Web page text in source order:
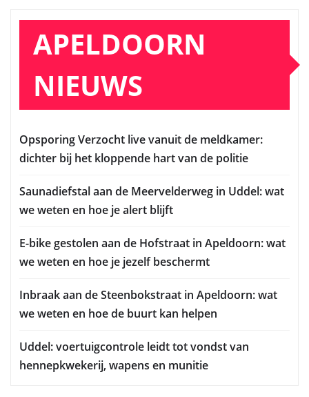
APELDOORN
NIEUWS
Opsporing Verzocht live vanuit de meldkamer:
dichter bij het kloppende hart van de politie
Saunadiefstal aan de Meervelderweg in Uddel: wat
we weten en hoe je alert blijft
E-bike gestolen aan de Hofstraat in Apeldoorn: wat
we weten en hoe je jezelf beschermt
Inbraak aan de Steenbokstraat in Apeldoorn: wat
we weten en hoe de buurt kan helpen
Uddel: voertuigcontrole leidt tot vondst van
hennepkwekerij, wapens en munitie